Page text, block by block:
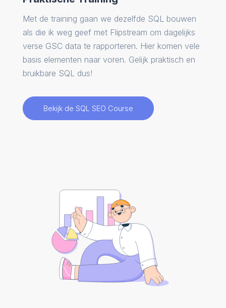
Met de training gaan we dezelfde SQL bouwen
als die ik weg geef met Flipstream om dagelijks
verse GSC data te rapporteren. Hier komen vele
basis elementen naar voren. Gelijk praktisch en
bruikbare SQL dus!
Bekijk de SQL SEO Course